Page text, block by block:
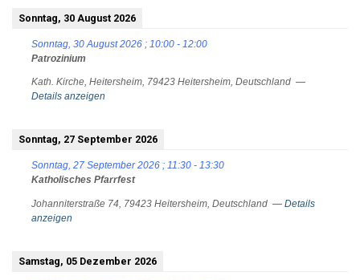
Sonntag, 30 August 2026
Sonntag, 30 August 2026 ; 10:00 - 12:00
Patrozinium
Kath. Kirche, Heitersheim, 79423 Heitersheim, Deutschland —
Details anzeigen
Sonntag, 27 September 2026
Sonntag, 27 September 2026 ; 11:30 - 13:30
Katholisches Pfarrfest
Johanniterstraße 74, 79423 Heitersheim, Deutschland — Details
anzeigen
Samstag, 05 Dezember 2026